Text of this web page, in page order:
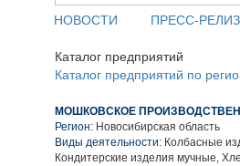
НОВОСТИ ПРЕСС-
Каталог предприятий
Каталог предприятий по
МОШКОВСКОЕ
Регион: Новосибирская область
Виды деятельности: Колбасные
Кондитерские изделия мучные,